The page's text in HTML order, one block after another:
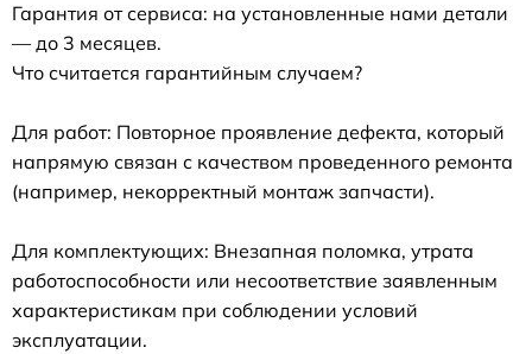
Гарантия от сервиса: на установленные нами детали
— до 3 месяцев.
Что считается гарантийным случаем?
Для работ: Повторное проявление дефекта, который
напрямую связан с качеством проведенного ремонта
(например, некорректный монтаж запчасти).
Для комплектующих: Внезапная поломка, утрата
работоспособности или несоответствие заявленным
характеристикам при соблюдении условий
эксплуатации.